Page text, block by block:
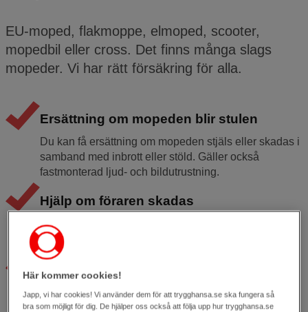
EU-moped, flakmoppe, elmoped, scooter,
mopedbil eller cross. Det finns många slags
mopeder. Vi har rätt försäkring för alla.
Ersättning om mopeden blir stulen
Du kan få ersättning om mopeden stjäls eller skadas i
samband med inbrott eller stöld. Gäller också
fastmonterad ljud- och bildutrustning.
Hjälp om föraren skadas
Mopedförsäkringen gäller för både föraren och
eventuell passagerare.
Om moppen inte går att köra bärgar vi den till
närmaste verkstad. Vi står också för kostnaden så att
Här kommer cookies!
Japp, vi har cookies! Vi använder dem för att trygghansa.se ska fungera så
bra som möjligt för dig. De hjälper oss också att följa upp hur trygghansa.se